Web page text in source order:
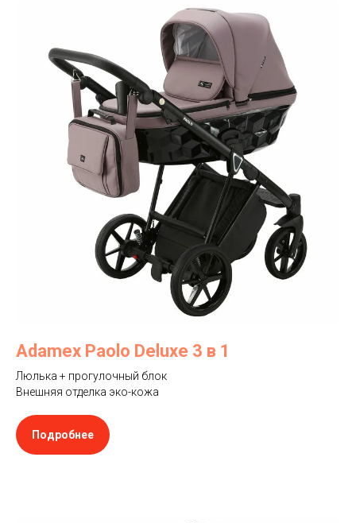
Adamex Paolo Deluxe 3 в 1
Люлька + прогулочный блок
Внешняя отделка эко-кожа
Подробнее